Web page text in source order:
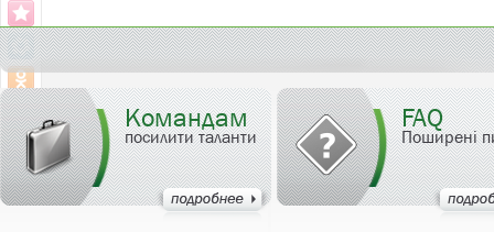
Командам
посилити таланти
FAQ
Поширені